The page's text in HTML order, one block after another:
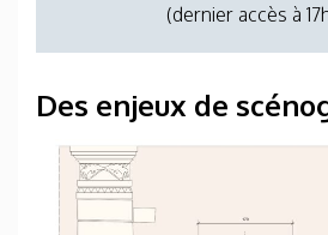
(dernier accès à
Des enjeux de